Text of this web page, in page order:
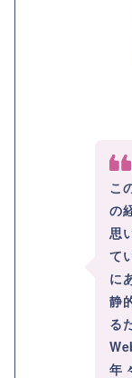
こ
の
思
て
に
静
る
年